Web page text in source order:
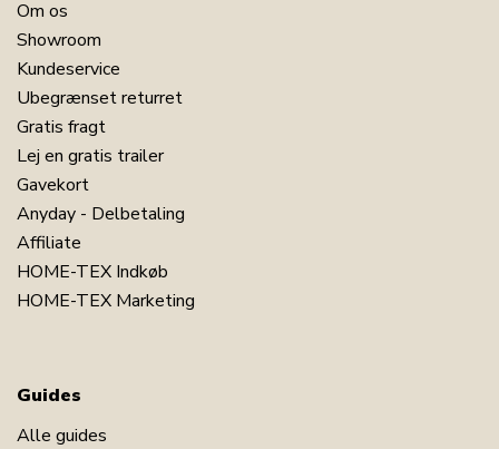
Om os
Showroom
Kundeservice
Ubegrænset returret
Gratis fragt
Lej en gratis trailer
Gavekort
Anyday - Delbetaling
Affiliate
HOME-TEX Indkøb
HOME-TEX Marketing
Guides
Alle guides